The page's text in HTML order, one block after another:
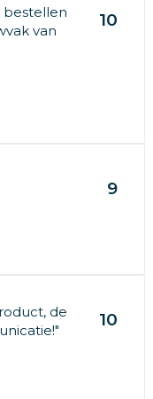
bestellen
van
10
9
de
10